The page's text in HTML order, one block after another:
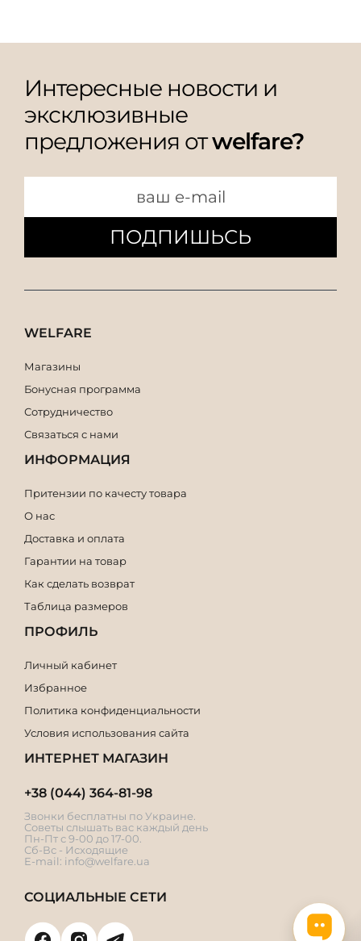
Интересные новости и
эксклюзивные
предложения отwelfare?
ПОДПИШЬСЬ
WELFARE
Магазины
Бонусная программа
Сотрудничество
Связаться с нами
ИНФОРМАЦИЯ
Притензии по качесту товара
О нас
Доставка и оплата
Гарантии на товар
Как сделать возврат
Таблица размеров
ПРОФИЛЬ
Личный кабинет
Избранное
Политика конфиденциальности
Условия использования сайта
ИНТЕРНЕТ МАГАЗИН
+38 (044) 364-81-98
Звонки бесплатны по Украине.
Советы слышать вас каждый день
Пн-Пт с 9-00 до 17-00.
Сб-Вс - Исходящие
E-mail: info@welfare.ua
СОЦИАЛЬНЫЕ СЕТИ